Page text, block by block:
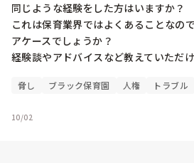
同じような経験をした方はいますか？
これは保育業界ではよくあることなの
アケースでしょうか？
脅し ブラック保育園 人権 トラブル
10/02